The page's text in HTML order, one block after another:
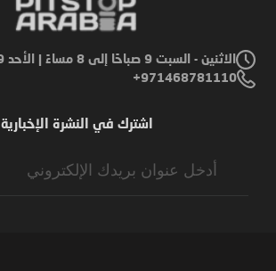
الاثنين - السبت 9 صباحًا إلى 8 مساءً | الأحد 9 صباحًا إلى 6 مساءً
971468781110+
اشترك في النشرة الإخبارية